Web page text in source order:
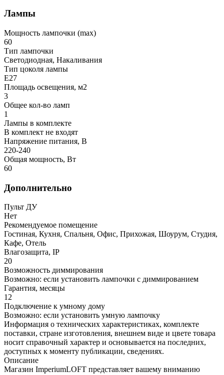
Лампы
Мощность лампочки (max)
60
Тип лампочки
Светодиодная, Накаливания
Тип цоколя лампы
E27
Площадь освещения, м2
3
Общее кол-во ламп
1
Лампы в комплекте
В комплект не входят
Напряжение питания, В
220-240
Общая мощность, Вт
60
Дополнительно
Пульт ДУ
Нет
Рекомендуемое помещение
Гостиная, Кухня, Спальня, Офис, Прихожая, Шоурум, Студия,
Кафе, Отель
Влагозащита, IP
20
Возможность диммирования
Возможно: если установить лампочки с диммированием
Гарантия, месяцы
12
Подключение к умному дому
Возможно: если установить умную лампочку
Информация о технических характеристиках, комплекте
поставки, стране изготовления, внешнем виде и цвете товара
носит справочный характер и основывается на последних,
доступных к моменту публикации, сведениях.
Описание
Магазин ImperiumLOFT представляет вашему вниманию